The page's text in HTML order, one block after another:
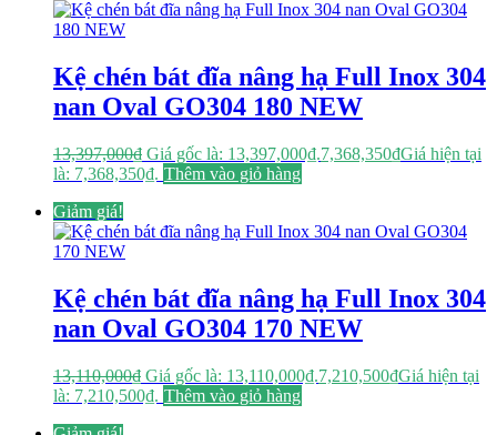
Kệ chén bát đĩa nâng hạ Full Inox 304
nan Oval GO304 180 NEW
13,397,000₫ Giá gốc là: 13,397,000₫.7,368,350₫Giá hiện tại
là: 7,368,350₫. Thêm vào giỏ hàng
Giảm giá!
Kệ chén bát đĩa nâng hạ Full Inox 304
nan Oval GO304 170 NEW
13,110,000₫ Giá gốc là: 13,110,000₫.7,210,500₫Giá hiện tại
là: 7,210,500₫. Thêm vào giỏ hàng